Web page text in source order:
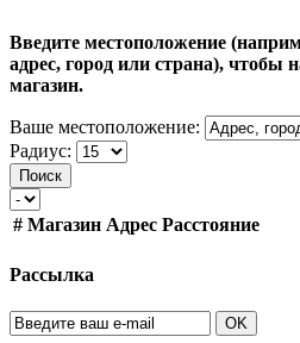
Введите местоположение
адрес, город или страна),
магазин.
Ваше местоположение:
Радиус:
Поиск
# Магазин Адрес Расстояние
Рассылка
OK